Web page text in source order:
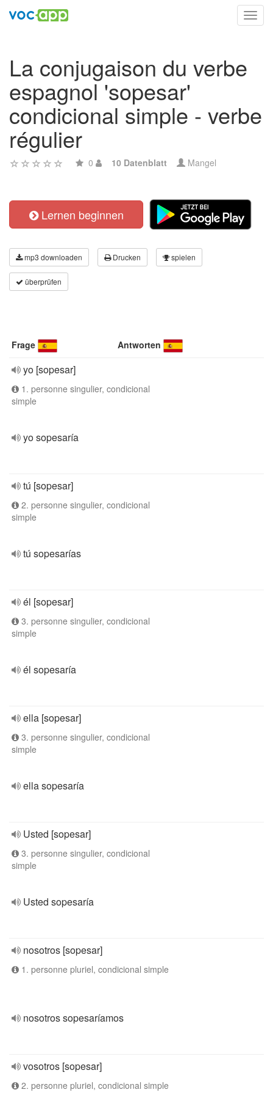
La conjugaison du verbe
espagnol 'sopesar'
condicional simple - verbe
régulier
0 10 Datenblatt Mangel
Lernen beginnen
mp3 downloaden Drucken spielen
überprüfen
Frage Antworten
yo [sopesar]
1. personne singulier, condicional
simple
yo sopesaría
tú [sopesar]
2. personne singulier, condicional
simple
tú sopesarías
él [sopesar]
3. personne singulier, condicional
simple
él sopesaría
ella [sopesar]
3. personne singulier, condicional
simple
ella sopesaría
Usted [sopesar]
3. personne singulier, condicional
simple
Usted sopesaría
nosotros [sopesar]
1. personne pluriel, condicional simple
nosotros sopesaríamos
vosotros [sopesar]
2. personne pluriel, condicional simple